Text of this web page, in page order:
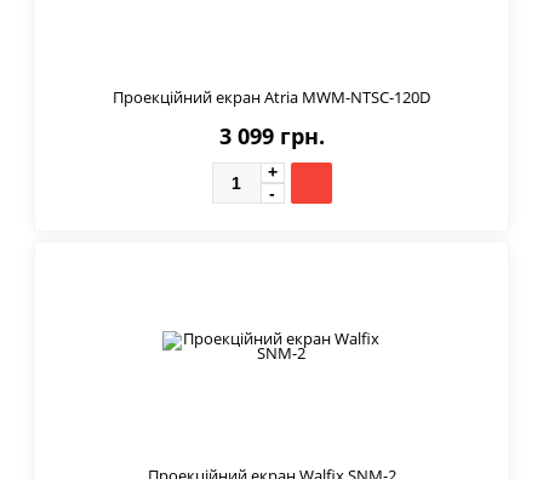
Проекційний екран Atria MWM-NTSC-120D
3 099 грн.